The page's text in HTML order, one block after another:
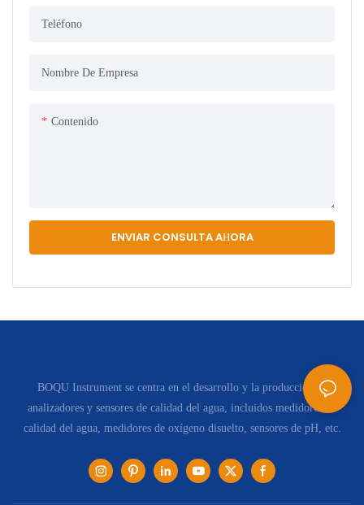
Teléfono
Nombre De Empresa
Contenido
ENVIAR CONSULTA AHORA
BOQU Instrument se centra en el desarrollo y la producción de
analizadores y sensores de calidad del agua, incluidos medidores de
calidad del agua, medidores de oxígeno disuelto, sensores de pH, etc.